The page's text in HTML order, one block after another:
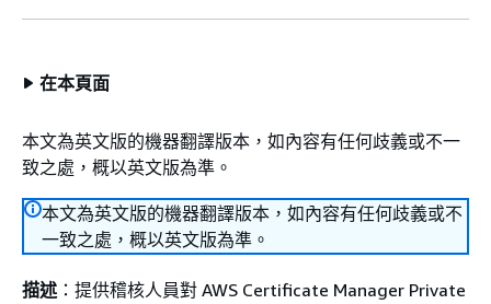
在本頁面
本文為英文版的機器翻譯版本，如內容有任何歧義或不一
致之處，概以英文版為準。
本文為英文版的機器翻譯版本，如內容有任何歧義或不
一致之處，概以英文版為準。
描述 ：提供稽核人員對 AWS Certificate Manager Private